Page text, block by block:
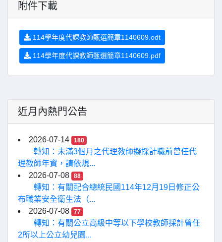
附件下載
114學年度代課教師甄選簡章1140609.odt
114學年度代課教師甄選簡章1140609.pdf
近月內熱門公告
2026-07-14 180
轉知：未滿3個月之代理教師擬採計職前曾任代
理教師年資，請依規...
2026-07-08
88
轉知：有關配合總統民國114年12月19日修正公
布職業安全衛生法（...
2026-07-08
77
轉知：有關公立高級中等以下學校教師採計曾任
2所以上公立幼兒園...